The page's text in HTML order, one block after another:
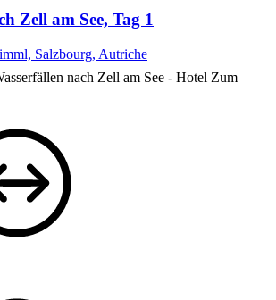
Zell am See, Tag 1
Salzbourg, Autriche
nach Zell am See - Hotel Zum